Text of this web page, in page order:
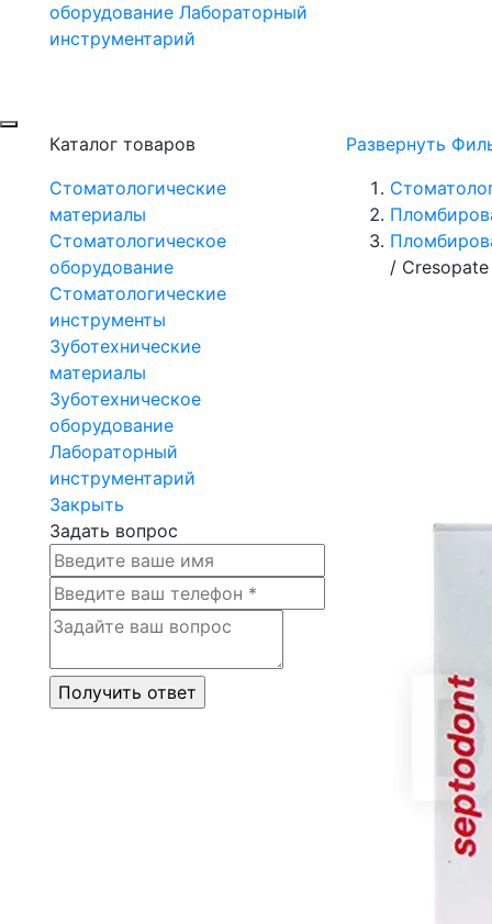
оборудование Лабораторный
инструментарий
Каталог товаров
Стоматологические
материалы
Стоматологическое
оборудование
Стоматологические
инструменты
Зуботехнические
материалы
Зуботехническое
оборудование
Лабораторный
инструментарий
Закрыть
Задать вопрос
Развернуть
/ Cresopate